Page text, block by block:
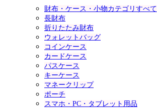
財布・ケース・小物カテゴリすべて
長財布
折りたたみ財布
ウォレットバッグ
コインケース
カードケース
パスケース
キーケース
マネークリップ
ポーチ
スマホ・PC・タブレット用品